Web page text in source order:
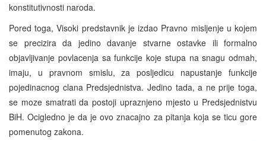
konstitutivnosti naroda.
Pored toga, Visoki predstavnik je izdao Pravno misljenje u kojem
se precizira da jedino davanje stvarne ostavke ili formalno
objavljivanje povlacenja sa funkcije koje stupa na snagu odmah,
imaju, u pravnom smislu, za posljedicu napustanje funkcije
pojedinacnog clana Predsjednistva. Jedino tada, a ne prije toga,
se moze smatrati da postoji upraznjeno mjesto u Predsjednistvu
BiH. Ocigledno je da je ovo znacajno za pitanja koja se ticu gore
pomenutog zakona.